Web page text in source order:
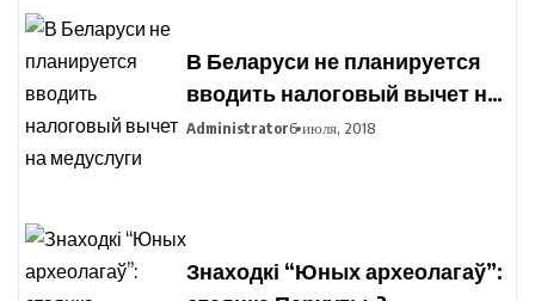
В Беларуси не планируется
вводить налоговый вычет на
медуслуги
Administrator6 июля, 2018
Знаходкі “Юных археолагаў”: